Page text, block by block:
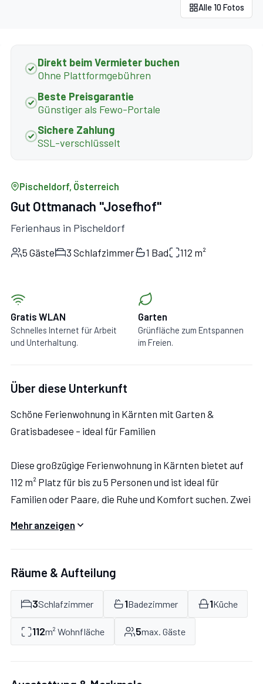
Alle 10 Fotos
Direkt beim Vermieter buchen
Ohne Plattformgebühren
Beste Preisgarantie
Günstiger als Fewo-Portale
Sichere Zahlung
SSL-verschlüsselt
Pischeldorf, Österreich
Gut Ottmanach "Josefhof"
Ferienhaus in Pischeldorf
5 Gäste 3 Schlafzimmer 1 Bad 112 m²
Gratis WLAN
Schnelles Internet für Arbeit
und Unterhaltung.
Garten
Grünfläche zum Entspannen
im Freien.
Über diese Unterkunft
Schöne Ferienwohnung in Kärnten mit Garten &
Gratisbadesee – ideal für Familien
Diese großzügige Ferienwohnung in Kärnten bietet auf
112 m² Platz für bis zu 5 Personen und ist ideal für
Familien oder Paare, die Ruhe und Komfort suchen. Zwei
Zimmer mit Einzelbett sorgen für erholsame Nächte.
bieten praktischen Komfort.
Die Küche mit Esstisch sowie das gemütliche
Wohnzimmer mit SAT-TV und DVD-Player machen den
Aufenthalt besonders angenehm. Internetanschluss und
Mehr anzeigen
Räume & Aufteilung
3Schlafzimmer 1Badezimmer 1Küche
112m² Wohnfläche 5max. Gäste